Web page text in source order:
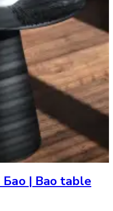
Бао | Bao table